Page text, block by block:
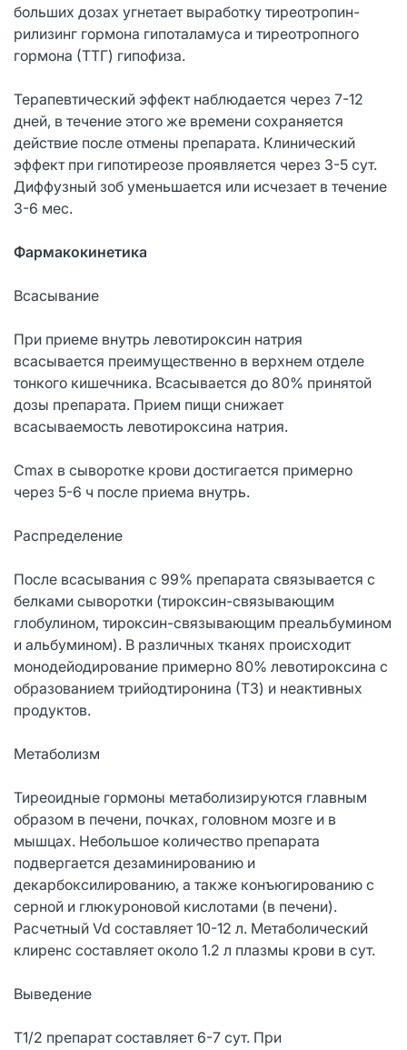
больших дозах угнетает выработку тиреотропин-
рилизинг гормона гипоталамуса и тиреотропного
гормона (ТТГ) гипофиза.
Терапевтический эффект наблюдается через 7-12
дней, в течение этого же времени сохраняется
действие после отмены препарата. Клинический
эффект при гипотиреозе проявляется через 3-5 сут.
Диффузный зоб уменьшается или исчезает в течение
3-6 мес.
Фармакокинетика
Всасывание
При приеме внутрь левотироксин натрия
всасывается преимущественно в верхнем отделе
тонкого кишечника. Всасывается до 80% принятой
дозы препарата. Прием пищи снижает
всасываемость левотироксина натрия.
Cmax в сыворотке крови достигается примерно
через 5-6 ч после приема внутрь.
Распределение
После всасывания с 99% препарата связывается с
белками сыворотки (тироксин-связывающим
глобулином, тироксин-связывающим преальбумином
и альбумином). В различных тканях происходит
монодейодирование примерно 80% левотироксина с
образованием трийодтиронина (Т3) и неактивных
продуктов.
Метаболизм
Тиреоидные гормоны метаболизируются главным
образом в печени, почках, головном мозге и в
мышцах. Небольшое количество препарата
подвергается дезаминированию и
декарбоксилированию, а также конъюгированию с
серной и глюкуроновой кислотами (в печени).
Расчетный Vd составляет 10-12 л. Метаболический
клиренс составляет около 1.2 л плазмы крови в сут.
Выведение
T1/2 препарат составляет 6-7 сут. При